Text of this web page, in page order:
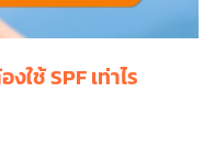
ใช้ SPF เท่าไร